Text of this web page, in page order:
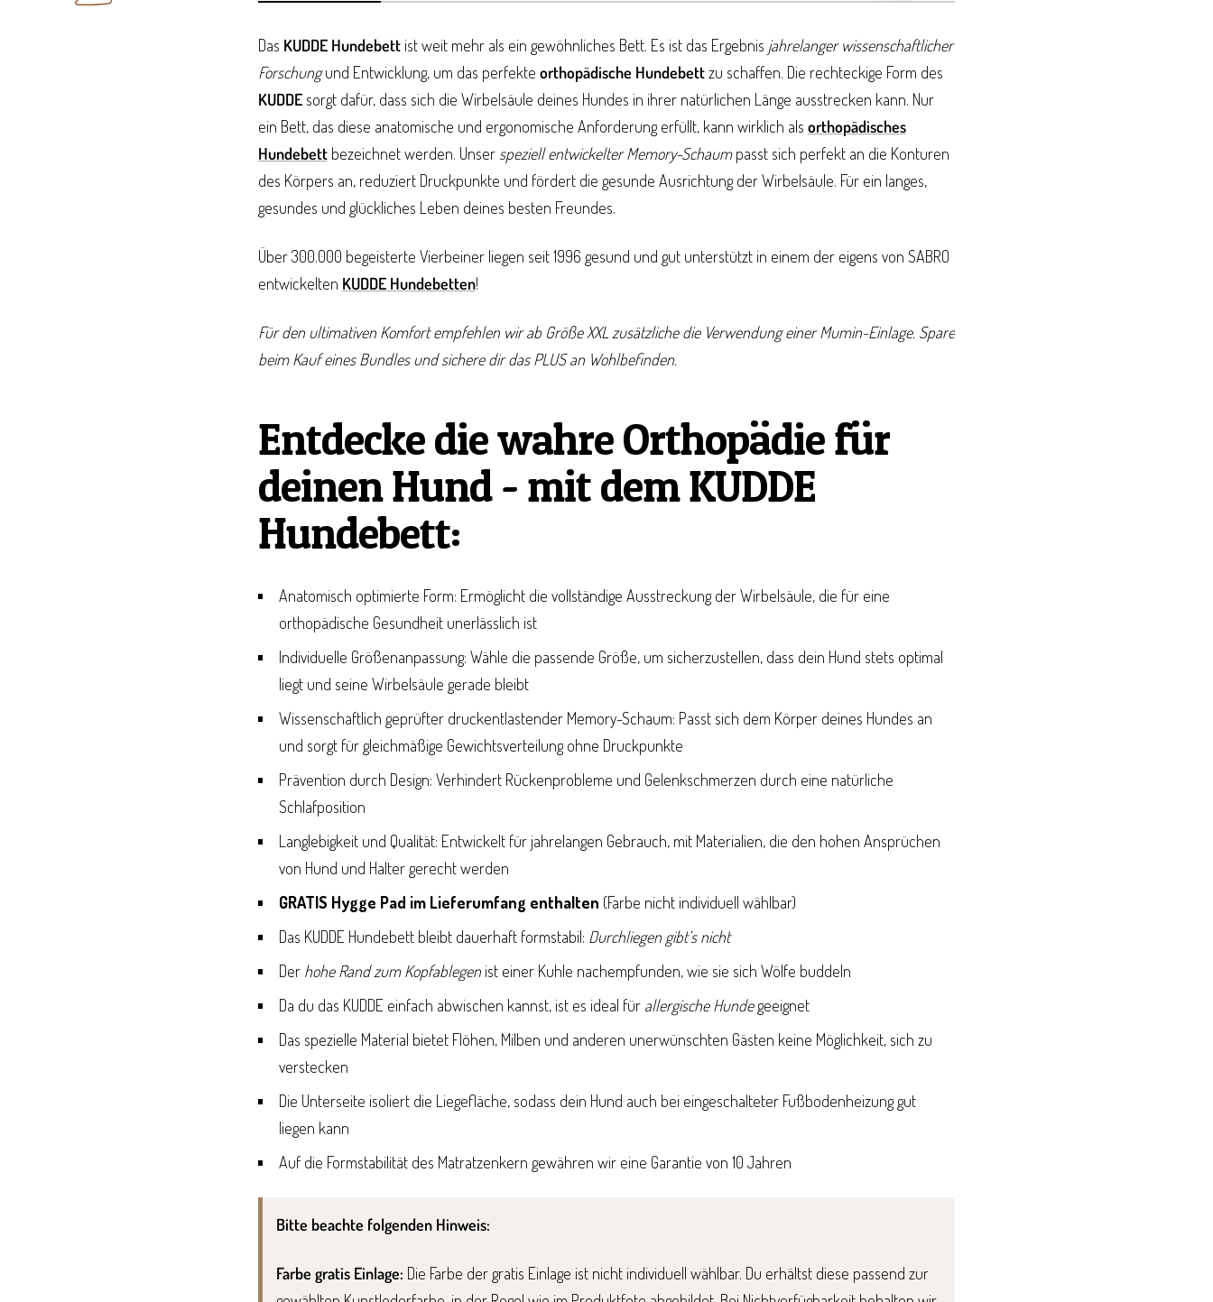
Das KUDDE Hundebettist weit mehr als ein gewöhnliches Bett. Es ist das Ergebnis jahrelanger wissenschaftlicher
Forschungund Entwicklung, um das perfekte orthopädische Hundebettzu schaffen. Die rechteckige Form des
KUDDEsorgt dafür, dass sich die Wirbelsäule deines Hundes in ihrer natürlichen Länge ausstrecken kann. Nur
ein Bett, das diese anatomische und ergonomische Anforderung erfüllt, kann wirklich als orthopädisches
Hundebettbezeichnet werden. Unser speziell entwickelter Memory-Schaumpasst sich perfekt an die Konturen
des Körpers an, reduziert Druckpunkte und fördert die gesunde Ausrichtung der Wirbelsäule. Für ein langes,
gesundes und glückliches Leben deines besten Freundes.
Über 300.000 begeisterte Vierbeiner liegen seit 1996 gesund und gut unterstützt in einem der eigens von SABRO
entwickelten KUDDE Hundebetten!
Für den ultimativen Komfort empfehlen wir ab Größe XXL zusätzliche die Verwendung einer Mumin-Einlage. Spare
beim Kauf eines Bundles und sichere dir das PLUS an Wohlbefinden.
Entdecke die wahre Orthopädie für
deinen Hund - mit dem KUDDE
Hundebett:
Anatomisch optimierte Form: Ermöglicht die vollständige Ausstreckung der Wirbelsäule, die für eine
orthopädische Gesundheit unerlässlich ist
Individuelle Größenanpassung: Wähle die passende Größe, um sicherzustellen, dass dein Hund stets optimal
liegt und seine Wirbelsäule gerade bleibt
Wissenschaftlich geprüfter druckentlastender Memory-Schaum: Passt sich dem Körper deines Hundes an
und sorgt für gleichmäßige Gewichtsverteilung ohne Druckpunkte
Prävention durch Design: Verhindert Rückenprobleme und Gelenkschmerzen durch eine natürliche
Schlafposition
Langlebigkeit und Qualität: Entwickelt für jahrelangen Gebrauch, mit Materialien, die den hohen Ansprüchen
von Hund und Halter gerecht werden
GRATIS Hygge Pad im Lieferumfang enthalten (Farbe nicht individuell wählbar)
Das KUDDE Hundebett bleibt dauerhaft formstabil: Durchliegen gibt’s nicht
Der hohe Rand zum Kopfablegen ist einer Kuhle nachempfunden, wie sie sich Wölfe buddeln
Da du das KUDDE einfach abwischen kannst, ist es ideal für allergische Hundegeeignet
Das spezielle Material bietet Flöhen, Milben und anderen unerwünschten Gästen keine Möglichkeit, sich zu
verstecken
Die Unterseite isoliert die Liegefläche, sodass dein Hund auch bei eingeschalteter Fußbodenheizung gut
liegen kann
Auf die Formstabilität des Matratzenkern gewähren wir eine Garantie von 10 Jahren
Bitte beachte folgenden Hinweis:
Farbe gratis Einlage: Die Farbe der gratis Einlage ist nicht individuell wählbar. Du erhältst diese passend zur